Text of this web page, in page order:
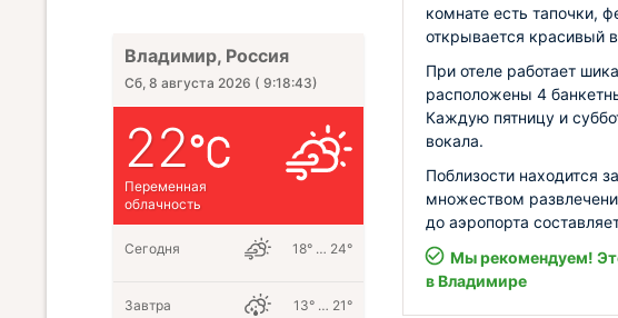
комнате есть тапочки,
открывается красивый
При отеле работает
расположены 4
Каждую пятницу и
вокала.
Поблизости находится
множеством
до аэропорта
Мы рекомендуем!
в Владимире
Владимир, Россия
Сб, 8 августа 2026 ( 9:18:44)
22
Переменная
облачность
Сегодня 18° … 24°
Завтра 13° … 21°